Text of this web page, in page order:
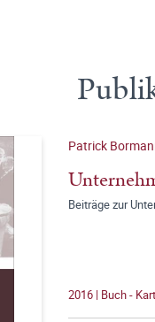
Patrick
Beiträge zur
2016 | Buch -